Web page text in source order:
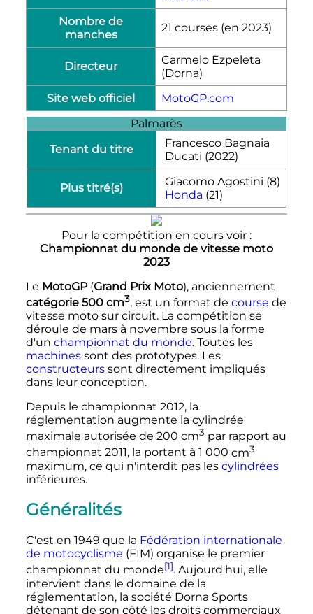
Nombre de
manches
21 courses (en 2023)
Directeur
Carmelo Ezpeleta
(Dorna)
Site web officiel
MotoGP.com
Palmarès
Tenant du titre
Francesco Bagnaia
Ducati (2022)
Plus titré(s)
Giacomo Agostini (8)
Honda (21)
Pour la compétition en cours voir :
Championnat du monde de vitesse moto
2023
Le MotoGP(Grand Prix Moto), anciennement
catégorie 500 cm3, est un format de course de
vitesse moto sur circuit. La compétition se
déroule de mars à novembre sous la forme
d'un championnat du monde. Toutes les
machinessont des prototypes. Les
constructeurssont directement impliqués
dans leur conception.
Depuis le championnat 2012, la
réglementation augmente la cylindrée
maximale autorisée de 200 cm3 par rapport au
championnat 2011, la portant à 1 000 cm3
maximum, ce qui n'interdit pas les cylindrées
inférieures.
Généralités
C'est en 1949 que la Fédération internationale
de motocyclisme (FIM) organise le premier
championnat du monde[1]. Aujourd'hui, elle
intervient dans le domaine de la
réglementation, la société Dorna Sports
détenant de son côté les droits commerciaux